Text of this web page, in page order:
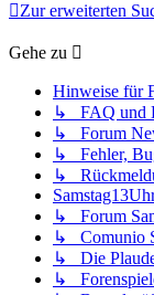
Zur erweiterten
Gehe zu
Hinweise für
↳ FAQ und
↳ Forum
↳ Fehler,
↳
↳ Forum
↳ Comunio
↳ Die
↳